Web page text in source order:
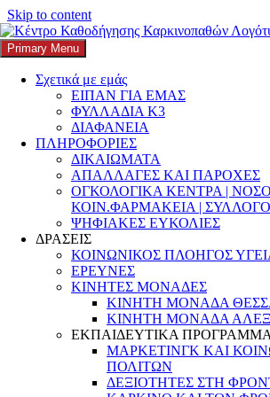
Skip to content
K3
ΚΕΝΤΡΟ ΚΑΘΟΔΗΓΗΣΗΣ
Primary Menu
Σχετικά με εμάς
ΕΙΠΑΝ ΓΙΑ ΕΜΑΣ
ΦΥΛΛΑΔΙΑ Κ3
ΔΙΑΦΑΝΕΙΑ
ΠΛΗΡΟΦΟΡΙΕΣ
ΔΙΚΑΙΩΜΑΤΑ
ΑΠΑΛΛΑΓΕΣ ΚΑΙ ΠΑΡΟΧΕΣ
ΟΓΚΟΛΟΓΙΚΑ ΚΕΝΤΡΑ |
ΚΟΙΝ.ΦΑΡΜΑΚΕΙΑ |
ΨΗΦΙΑΚΕΣ ΕΥΚΟΛΙΕΣ
ΔΡΑΣΕΙΣ
ΚΟΙΝΩΝΙΚΟΣ ΠΛΟΗΓΟΣ
ΕΡΕΥΝΕΣ
ΚΙΝΗΤΕΣ ΜΟΝΑΔΕΣ
ΚΙΝΗΤΗ ΜΟΝΑΔΑ
ΚΙΝΗΤΗ ΜΟΝΑΔΑ
ΕΚΠΑΙΔΕΥΤΙΚΑ
ΜΑΡΚΕΤΙΝΓΚ ΚΑΙ
ΠΟΛΙΤΩΝ
ΔΕΞΙΟΤΗΤΕΣ ΣΤΗ
Search
Αναζήτηση για:
Κατηγορία:γλώσσα
καρκίνο
Μαΐος: Ενημέρωση απο το
πρόληψη, έγκαιρη
ασθενών, έρευνα, εκπαίδευση
κοινότητας.
9 Μαΐου, 20269 Μαΐου, 2026
4ο Θερινό Διάπλου Βουλιαγμένης,All.Can
Kapa3 MELODIC,Mental Health,
,Patient Care
person-first language,